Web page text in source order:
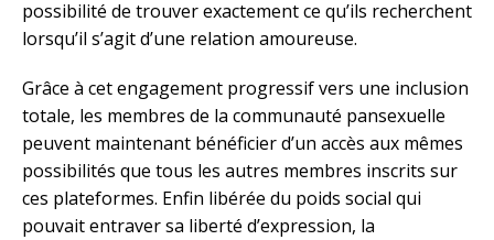
possibilité de trouver exactement ce qu’ils recherchent
lorsqu’il s’agit d’une relation amoureuse.
Grâce à cet engagement progressif vers une inclusion
totale, les membres de la communauté pansexuelle
peuvent maintenant bénéficier d’un accès aux mêmes
possibilités que tous les autres membres inscrits sur
ces plateformes. Enfin libérée du poids social qui
pouvait entraver sa liberté d’expression, la